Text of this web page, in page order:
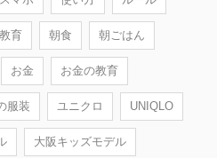
育 朝食 朝ごはん
お金 お金の教育
服装 ユニクロ UNIQLO
大阪キッズモデル